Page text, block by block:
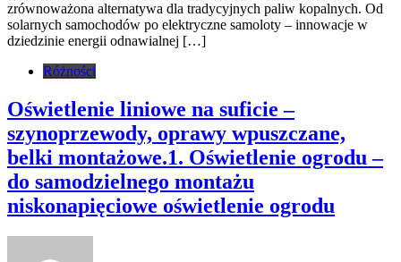
zrównoważona alternatywa dla tradycyjnych paliw kopalnych. Od
solarnych samochodów po elektryczne samoloty – innowacje w
dziedzinie energii odnawialnej […]
Różności
Oświetlenie liniowe na suficie –
szynoprzewody, oprawy wpuszczane,
belki montażowe.1. Oświetlenie ogrodu –
do samodzielnego montażu
niskonapięciowe oświetlenie ogrodu